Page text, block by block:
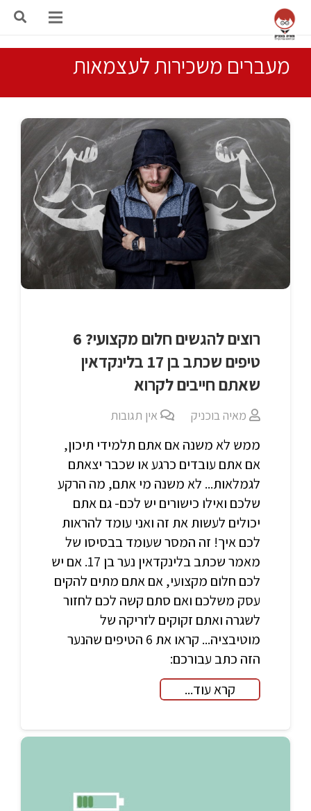
מעברים משכירות לעצמאות
רוצים להגשים חלום מקצועי? 6
טיפים שכתב בן 17 בלינקדאין
שאתם חייבים לקרוא
מאיה בוכניק אין תגובות
ממש לא משנה אם אתם תלמידי תיכון,
אם אתם עובדים כרגע או שכבר יצאתם
לגמלאות... לא משנה מי אתם, מה הרקע
שלכם ואילו כישורים יש לכם- גם אתם
יכולים לעשות את זה ואני עומד להראות
לכם איך! זה המסר שעומד בבסיסו של
מאמר שכתב בלינקדאין נער בן 17. אם יש
לכם חלום מקצועי, אם אתם מתים להקים
עסק משלכם ואם סתם קשה לכם לחזור
לשגרה ואתם זקוקים לזריקה של
מוטיבציה... קראו את 6 הטיפים שהנער
הזה כתב עבורכם:
קרא עוד...